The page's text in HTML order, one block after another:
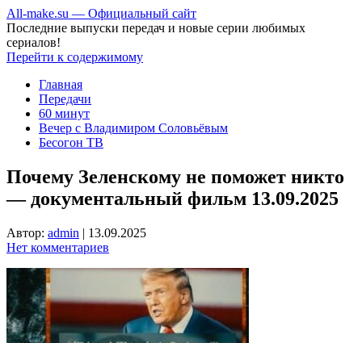
All-make.su — Официальный сайт
Последние выпуски передач и новые серии любимых
сериалов!
Перейти к содержимому
Главная
Передачи
60 минут
Вечер с Владимиром Соловьёвым
Бесогон ТВ
Почему Зеленскому не поможет никто
— документальный фильм 13.09.2025
Автор: admin | 13.09.2025
Нет комментариев